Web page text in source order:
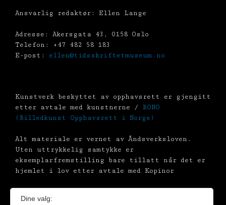
Ansvarlig redaktør: Ellen Lange
Adresse: Akersgata 43, 0158 Oslo
Telefon: +47 482 58 183
E-post: ellen@tidsskriftetmuseum.no
Kunstverk beskyttet av opphavsrett er gjengitt
etter avtale med kunstnerne / BONO
(Billedkunst Opphavsrett i Norge)
Alt materiale er vernet av Åndsverksloven.
Uten uttrykkelig samtykke er
eksemplarfremstilling bare tillatt når det er
hjemlet i lov etter avtale med Kopinor
Dine valg: